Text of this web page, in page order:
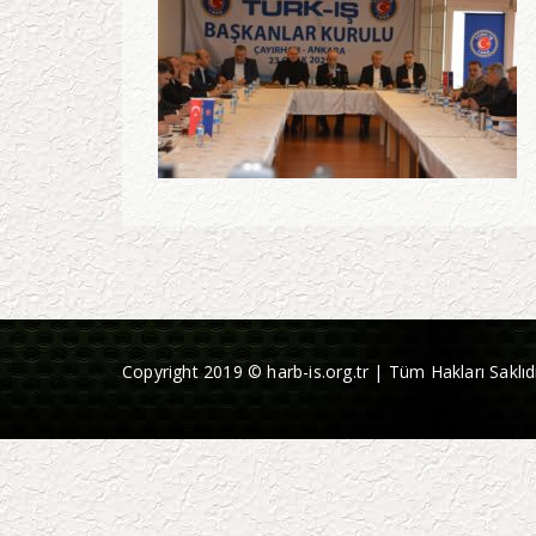
Copyright 2019 © harb-is.org.tr | Tüm Hakları